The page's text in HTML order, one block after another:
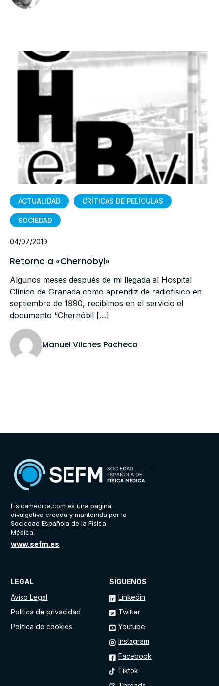
ACTUALIDAD CRÍTICAS DE PELÍCULAS
SOCIEDAD
04/07/2019
Retorno a «Chernobyl»
Algunos meses después de mi llegada al Hospital
Clínico de Granada como aprendiz de radiofísico en
septiembre de 1990, recibimos en el servicio el
documento “Chernóbil […]
Manuel Vilches Pacheco
Fisicamedica.com es una pagina
divulgativa creada y mantenida por la
Sociedad Española de la Física
Médica.
www.sefm.es
SÍGUENOS
Linkedin
Twitter
Youtube
Instagram
Facebook
Tiktok
LEGAL
Aviso Legal
Política de privacidad
Política de cookies